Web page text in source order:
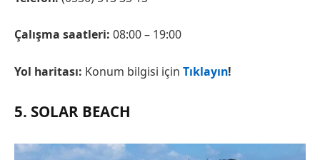
Çalışma saatleri: 08:00 – 19:00
Yol haritası: Konum bilgisi için Tıklayın!
5. SOLAR BEACH